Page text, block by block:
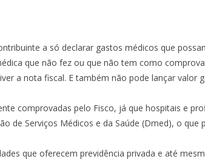
a só declarar gastos médicos que
que não fez ou que não tem como
a nota fiscal. E também não pode lançar valor
comprovadas pelo Fisco, já que hospitais e
de Serviços Médicos e da Saúde (Dmed), o que
que oferecem previdência privada e até